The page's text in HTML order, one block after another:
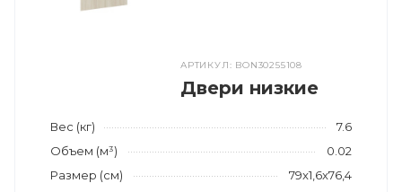
АРТИКУЛ: BON30255108
Двери низкие
Вес (кг)
7.6
Объем (м³)
0.02
Размер (см)
79x1,6x76,4